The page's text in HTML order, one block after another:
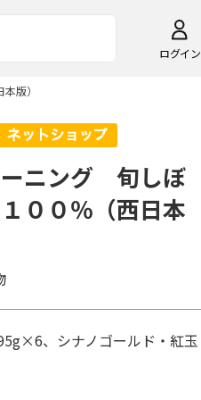
ログイン
版）
ーニング 旬しぼ
００％（西日本
、シナノゴールド・紅玉